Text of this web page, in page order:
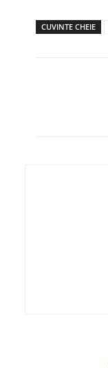
CUVINTE CHEIE